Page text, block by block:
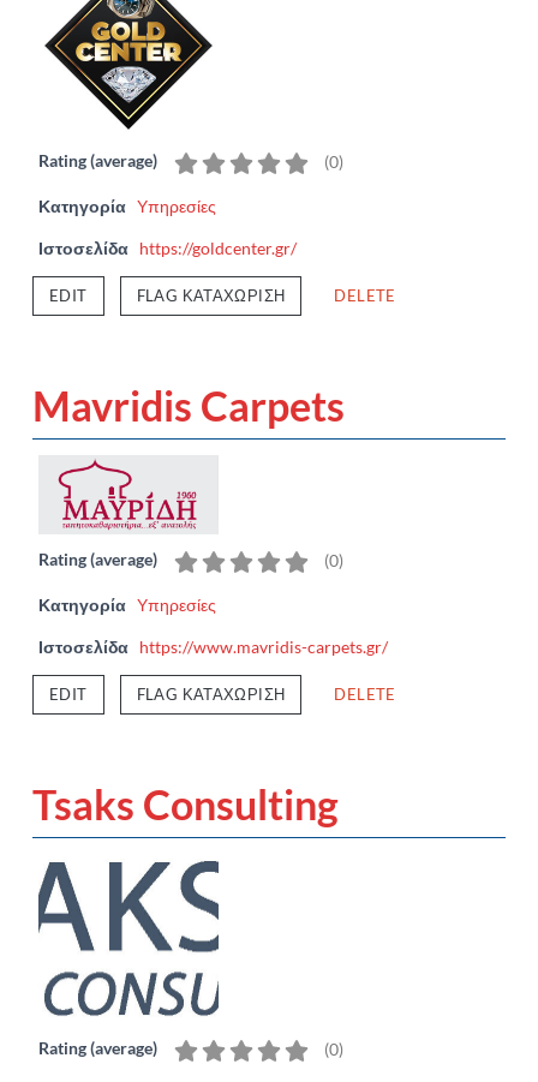
Rating (average) (0)
Κατηγορία Υπηρεσίες
Ιστοσελίδα https://goldcenter.gr/
EDIT FLAG ΚΑΤΑΧΏΡΙΣΗ DELETE
Mavridis Carpets
Rating (average) (0)
Κατηγορία Υπηρεσίες
Ιστοσελίδα https://www.mavridis-carpets.gr/
EDIT FLAG ΚΑΤΑΧΏΡΙΣΗ DELETE
Tsaks Consulting
Rating (average) (0)